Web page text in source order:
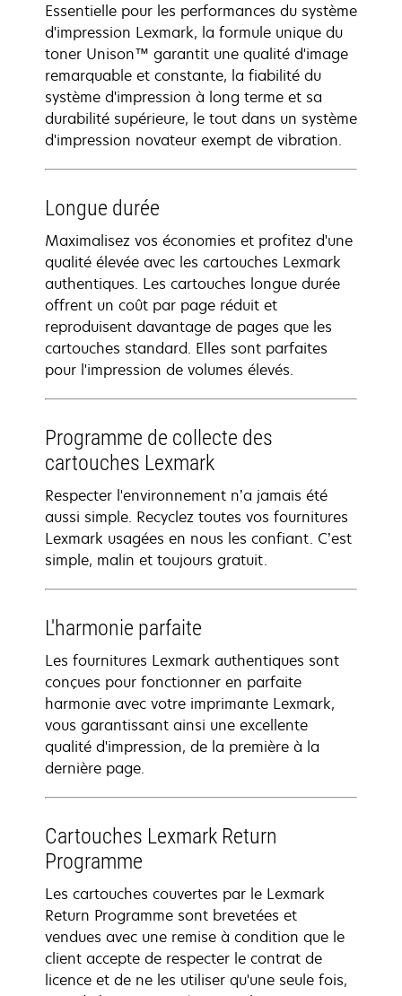
Essentielle pour les performances du système
d'impression Lexmark, la formule unique du
toner Unison™ garantit une qualité d'image
remarquable et constante, la fiabilité du
système d'impression à long terme et sa
durabilité supérieure, le tout dans un système
d'impression novateur exempt de vibration.
Longue durée
Maximalisez vos économies et profitez d'une
qualité élevée avec les cartouches Lexmark
authentiques. Les cartouches longue durée
offrent un coût par page réduit et
reproduisent davantage de pages que les
cartouches standard. Elles sont parfaites
pour l'impression de volumes élevés.
Programme de collecte des
cartouches Lexmark
Respecter l'environnement n’a jamais été
aussi simple. Recyclez toutes vos fournitures
Lexmark usagées en nous les confiant. C’est
simple, malin et toujours gratuit.
L'harmonie parfaite
Les fournitures Lexmark authentiques sont
conçues pour fonctionner en parfaite
harmonie avec votre imprimante Lexmark,
vous garantissant ainsi une excellente
qualité d'impression, de la première à la
dernière page.
Cartouches Lexmark Return
Programme
Les cartouches couvertes par le Lexmark
Return Programme sont brevetées et
vendues avec une remise à condition que le
client accepte de respecter le contrat de
licence et de ne les utiliser qu'une seule fois,